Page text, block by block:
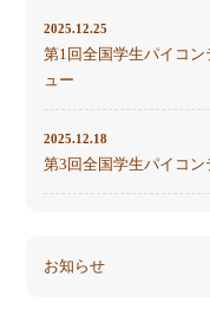
2025.12.25
第1回全国学生パイコ
ュー
2025.12.18
第3回全国学生パイコ
お知らせ